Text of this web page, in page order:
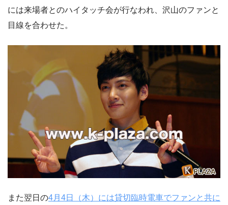
には来場者とのハイタッチ会が行なわれ、沢山のファンと
目線を合わせた。
また翌日の4月4日（木）には貸切臨時電車でファンと共に